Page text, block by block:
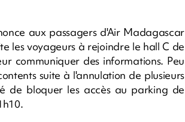
aux passagers d'Air Madagascar
les voyageurs à rejoindre le hall C de
communiquer des informations. Peu
suite à l'annulation de plusieurs
de bloquer les accès au parking de